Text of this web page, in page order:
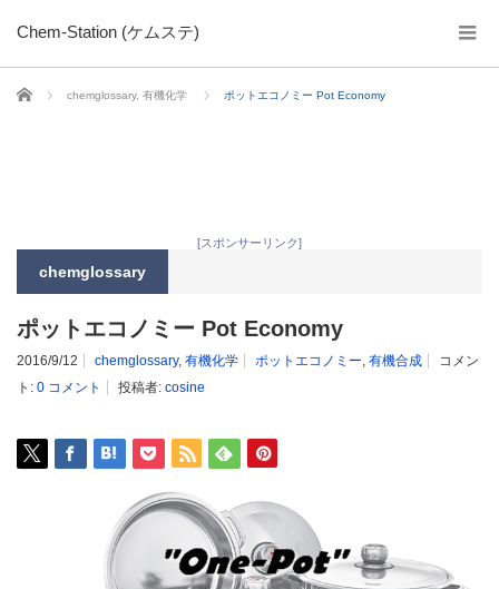
Chem-Station (ケムステ)
ホーム chemglossary, 有機化学 ポットエコノミー Pot Economy
[スポンサーリンク]
chemglossary
ポットエコノミー Pot Economy
2016/9/12 chemglossary, 有機化学 ポットエコノミー, 有機合成
コメン
ト: 0 コメント 投稿者: cosine